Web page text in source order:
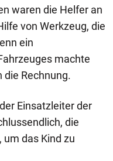
waren die Helfer an
von Werkzeug, die
ein
machte
die Rechnung.
Einsatzleiter der
die
um das Kind zu